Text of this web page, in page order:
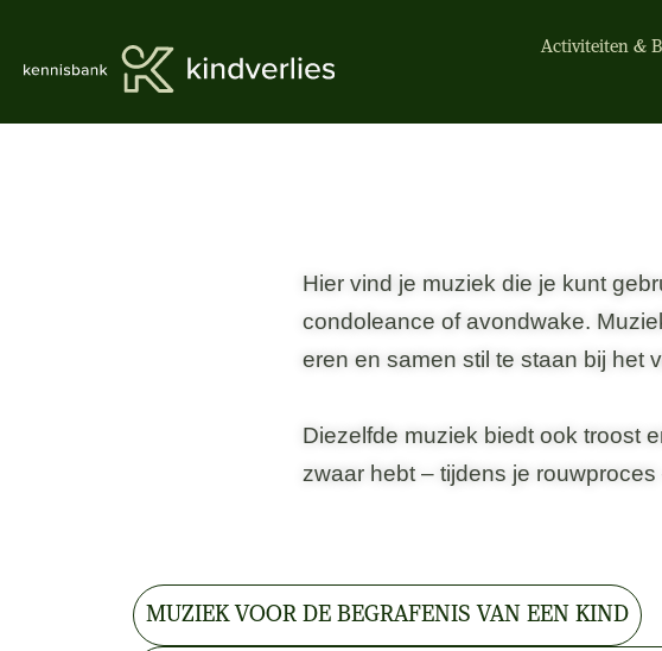
Activiteiten &
Hier vind je muziek die je kunt
condoleance of avondwake.
eren en samen stil te staan bij het
Diezelfde muziek biedt ook troost
zwaar hebt – tijdens je
MUZIEK VOOR DE BEGRAFENIS VAN EEN KIND